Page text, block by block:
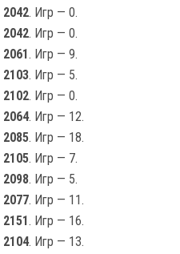
2042. Игр — 0.
2042. Игр — 0.
2061. Игр — 9.
2103. Игр — 5.
2102. Игр — 0.
2064. Игр — 12.
2085. Игр — 18.
2105. Игр — 7.
2098. Игр — 5.
2077. Игр — 11.
2151. Игр — 16.
2104. Игр — 13.